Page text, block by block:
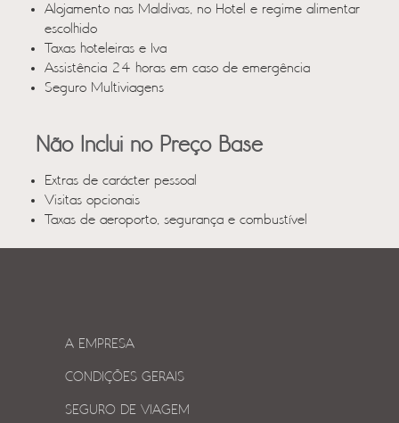
Alojamento nas Maldivas, no Hotel e regime alimentar
escolhido
Taxas hoteleiras e Iva
Assistência 24 horas em caso de emergência
Seguro Multiviagens
Não Inclui no Preço Base
Extras de carácter pessoal
Visitas opcionais
Taxas de aeroporto, segurança e combustível
A EMPRESA
CONDIÇÕES GERAIS
SEGURO DE VIAGEM